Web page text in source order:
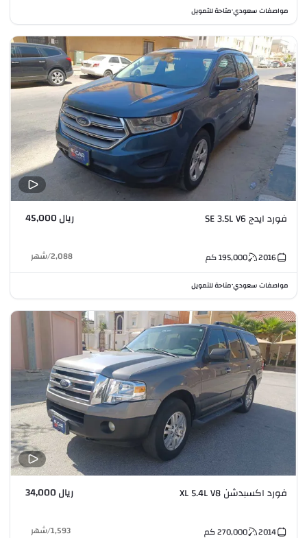
مواصفات سعودي•متاحة للتمويل
فورد ايدج SE 3.5L V6 ريال 45,000
2016
195,000كم 2,088
/شهر
مواصفات سعودي•متاحة للتمويل
فورد اكسبدشن XL 5.4L V8 ريال 34,000
2014
270,000كم 1,593
/شهر